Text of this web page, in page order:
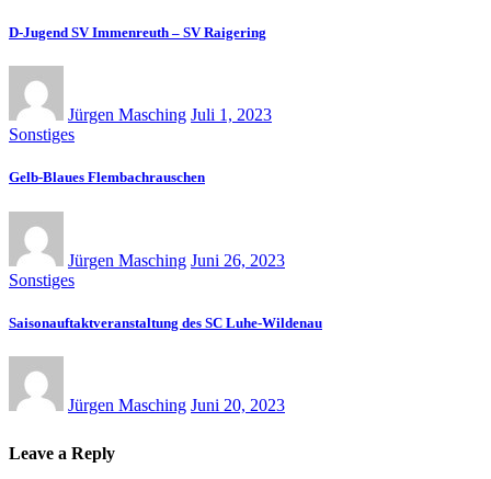
D-Jugend SV Immenreuth – SV Raigering
Jürgen Masching Juli 1, 2023
Sonstiges
Gelb-Blaues Flembachrauschen
Jürgen Masching Juni 26, 2023
Sonstiges
Saisonauftaktveranstaltung des SC Luhe-Wildenau
Jürgen Masching Juni 20, 2023
Leave a Reply